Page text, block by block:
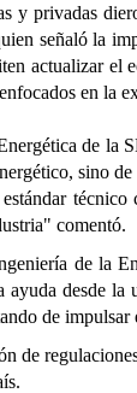
y privadas
señaló la
actualizar
en la
de la
sino
comentó.
de la
desde
de
de